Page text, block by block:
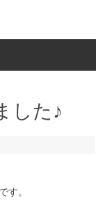
した♪
す。